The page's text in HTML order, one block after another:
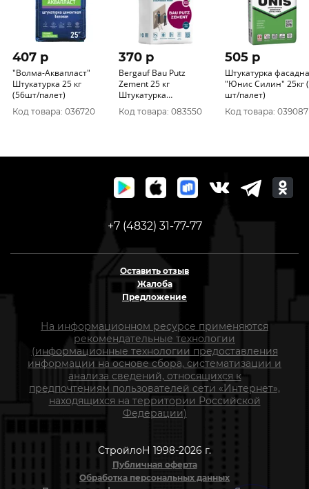
407 p
"Волма-Аквапласт"
Штукатурка 25 кг
(56шт/палет)
Код товара: 036720
370 p
Bergauf Bau Putz
Zement 25 кг
Штукатурка
цементная
Код товара: 083550
505 p
Штукатурка
"Юнис Силин" 25кг
шт/палет)
Код товара: 039087
+7 (4832) 31-77-77
Оставить отзыв
Жалоба
Предложение
На информационном ресурсе применяются
рекомендательные технологии
(информационные технологии предоставления
информации на основе сбора, систематизации и
анализа сведений, относящихся к
предпочтениям пользователей сети «Интернет»,
находящихся на территории Российской
Федерации)
СтройлоН 1998-2026 г.
Публичная оферта
Обработка персональных данных